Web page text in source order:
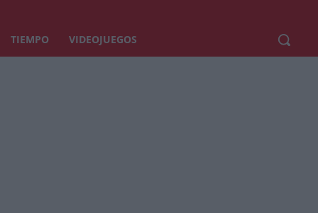
TIEMPO VIDEOJUEGOS